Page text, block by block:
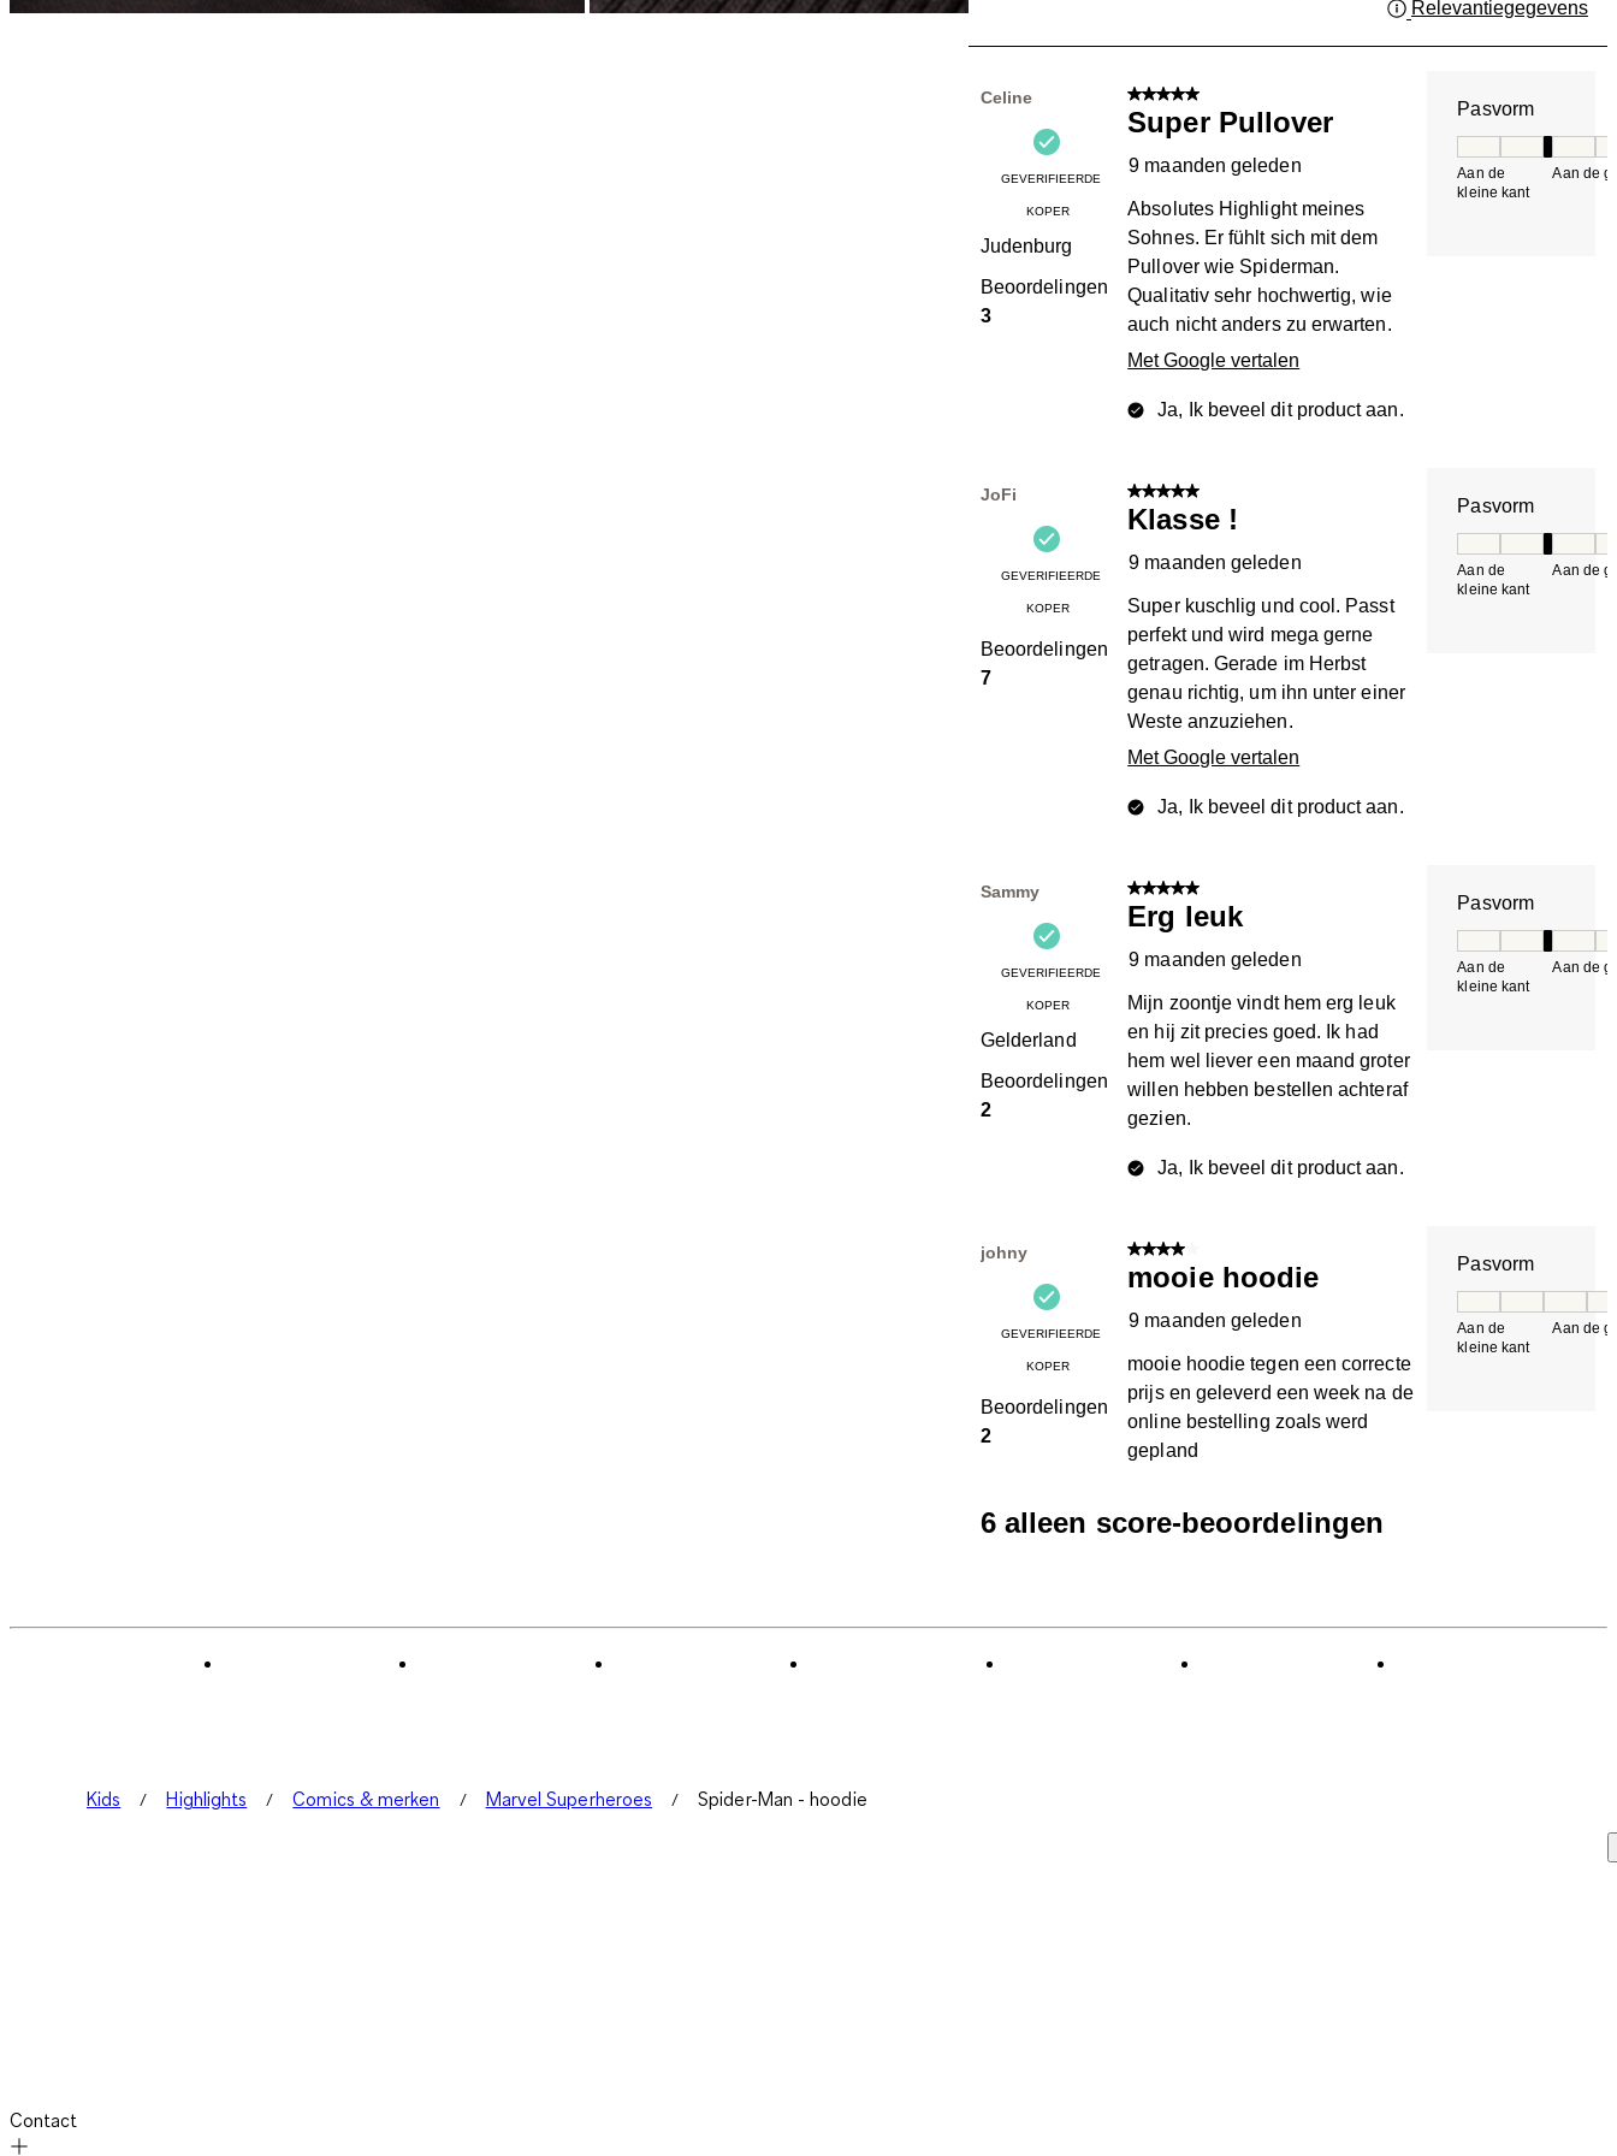
Beoordelingen.
Relevantiegegevens
Celine
GEVERIFIEERDE
KOPER
Judenburg
Beoordelingen
3
5 van 5 sterren.
Super Pullover
9 maanden geleden
Absolutes Highlight meines
Sohnes. Er fühlt sich mit dem
Pullover wie Spiderman.
Qualitativ sehr hochwertig, wie
auch nicht anders zu erwarten.
Met Google vertalen
Ja, Ik beveel dit product aan.
Pasvorm
Aan de
kleine kant
Aan de
JoFi
GEVERIFIEERDE
KOPER
Beoordelingen
7
5 van 5 sterren.
Klasse !
9 maanden geleden
Super kuschlig und cool. Passt
perfekt und wird mega gerne
getragen. Gerade im Herbst
genau richtig, um ihn unter einer
Weste anzuziehen.
Met Google vertalen
Ja, Ik beveel dit product aan.
Pasvorm
Aan de
kleine kant
Aan de
Sammy
GEVERIFIEERDE
KOPER
Gelderland
Beoordelingen
2
5 van 5 sterren.
Erg leuk
9 maanden geleden
Mijn zoontje vindt hem erg leuk
en hij zit precies goed. Ik had
hem wel liever een maand groter
willen hebben bestellen achteraf
gezien.
Ja, Ik beveel dit product aan.
Pasvorm
Aan de
kleine kant
Aan de
johny
GEVERIFIEERDE
KOPER
Beoordelingen
2
4 van 5 sterren.
mooie hoodie
9 maanden geleden
mooie hoodie tegen een correcte
prijs en geleverd een week na de
online bestelling zoals werd
gepland
Pasvorm
Aan de
kleine kant
Aan de
6 alleen score-beoordelingen
Kids Highlights Comics & merken Marvel Superheroes Spider-Man - hoodie
Contact